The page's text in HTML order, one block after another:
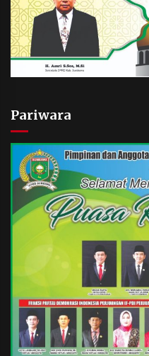
Pariwara